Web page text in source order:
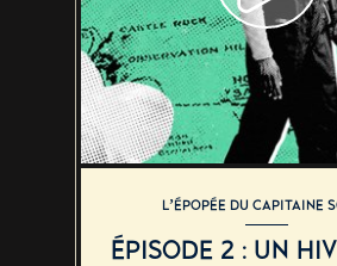
L’ÉPOPÉE DU CAPITAINE
ÉPISODE 2 : UN